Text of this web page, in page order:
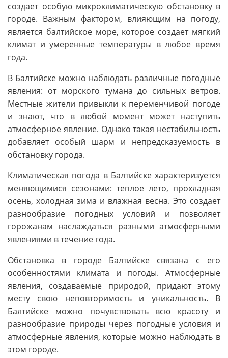
создает особую микроклиматическую обстановку в
городе. Важным фактором, влияющим на погоду,
является балтийское море, которое создает мягкий
климат и умеренные температуры в любое время
года.
В Балтийске можно наблюдать различные погодные
явления: от морского тумана до сильных ветров.
Местные жители привыкли к переменчивой погоде
и знают, что в любой момент может наступить
атмосферное явление. Однако такая нестабильность
добавляет особый шарм и непредсказуемость в
обстановку города.
Климатическая погода в Балтийске характеризуется
меняющимися сезонами: теплое лето, прохладная
осень, холодная зима и влажная весна. Это создает
разнообразие погодных условий и позволяет
горожанам наслаждаться разными атмосферными
явлениями в течение года.
Обстановка в городе Балтийске связана с его
особенностями климата и погоды. Атмосферные
явления, создаваемые природой, придают этому
месту свою неповторимость и уникальность. В
Балтийске можно почувствовать всю красоту и
разнообразие природы через погодные условия и
атмосферные явления, которые можно наблюдать в
этом городе.